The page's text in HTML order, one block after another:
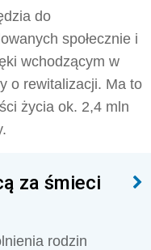
do
społecznie i
wchodzącym w
o rewitalizacji. Ma to
życia ok. 2,4 mln
za śmieci
rodzin